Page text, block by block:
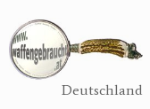
zum
Inhalt
Deutschland